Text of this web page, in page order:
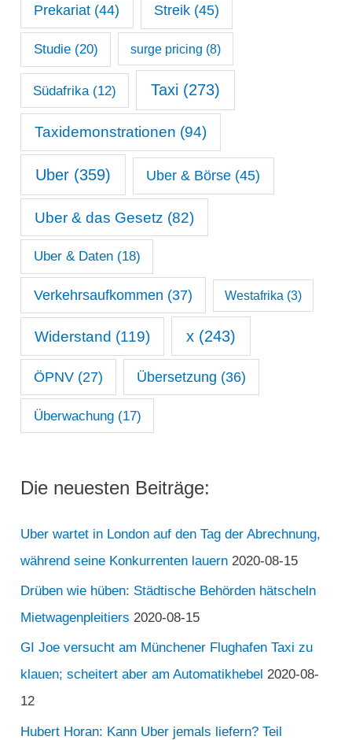
Prekariat (44) Streik(45)
Studie(20) surge pricing (8)
Südafrika (12) Taxi (273)
Taxidemonstrationen (94)
Uber (359) Uber & Börse (45)
Uber & das Gesetz (82)
Uber & Daten(18)
Verkehrsaufkommen (37) Westafrika (3)
Widerstand (119) x(243)
ÖPNV(27) Übersetzung (36)
Überwachung(17)
Die neuesten Beiträge:
Uber wartet in London auf den Tag der Abrechnung,
während seine Konkurrenten lauern 2020-08-15
Drüben wie hüben: Städtische Behörden hätscheln
Mietwagenpleitiers 2020-08-15
GI Joe versucht am Münchener Flughafen Taxi zu
klauen; scheitert aber am Automatikhebel 2020-08-
12
Hubert Horan: Kann Uber jemals liefern? Teil